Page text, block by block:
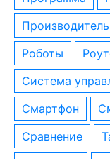
роботы
система
смартфон
сравнение